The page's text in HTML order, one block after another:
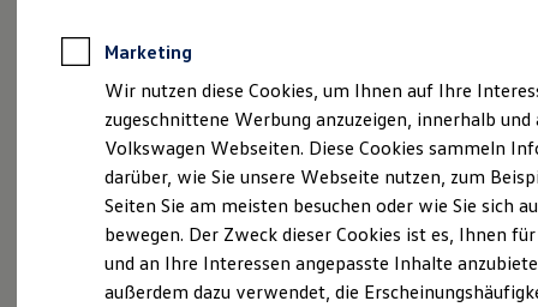
Für Gewerbekunden
Versicherungen & Garantien
Garantien
Kfz-Versicherung für Nutzfahrzeuge
Restschuldversicherung
Wartungsverträge
Besitzer & Service
Reparatur & Service
Reparatur, Pflege & Inspektion
Servicetermin anfragen
Service-Vorteile bei Volkswagen Nutzfahrzeuge
Disclaimer von Volkswagen AG
Die in dieser Darstellung gezeigten Fahrzeuge und
Details vom aktuellen deutschen Lieferprogramm abweichen.
Sonderausstattungen der Fahrzeuge gegen Mehrpreis.
Bitte beachten Sie auch unseren Konfigurator für eine
Modelle und Ausstattungen.
Die angegebenen Verbrauchs- und Emissionswerte beziehen
Fahrzeug und sind nicht Bestandteil des Angebots, sondern
Marketing
Wir nutzen diese Cookies, um Ihnen auf Ihre
zugeschnittene Werbung anzuzeigen, innerhalb
Volkswagen Webseiten. Diese Cookies sammeln
darüber, wie Sie unsere Webseite nutzen, zum
Seiten Sie am meisten besuchen oder wie Sie sich
bewegen. Der Zweck dieser Cookies ist es, Ihnen
und an Ihre Interessen angepasste Inhalte
außerdem dazu verwendet, die